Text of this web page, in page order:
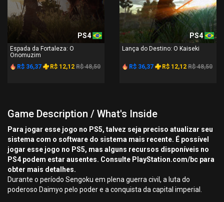
PS4
Espada da Fortaleza: O
Onomuzim
R$ 36,37
R$ 12,12 R$ 48,50
PS4
Lança do Destino: O Kaiseki
R$ 36,37 R$ 12,12 R$ 48,50
Game Description / What's Inside
Para jogar esse jogo no PS5, talvez seja preciso atualizar seu
sistema com o software do sistema mais recente. É possível
jogar esse jogo no PS5, mas alguns recursos disponíveis no
PS4 podem estar ausentes. Consulte PlayStation.com/bc para
obter mais detalhes.
Durante o período Sengoku em plena guerra civil, a luta do
poderoso Daimyo pelo poder e a conquista da capital imperial.